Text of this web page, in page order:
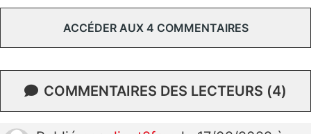
ACCÉDER AUX 4 COMMENTAIRES
COMMENTAIRES DES LECTEURS (4)